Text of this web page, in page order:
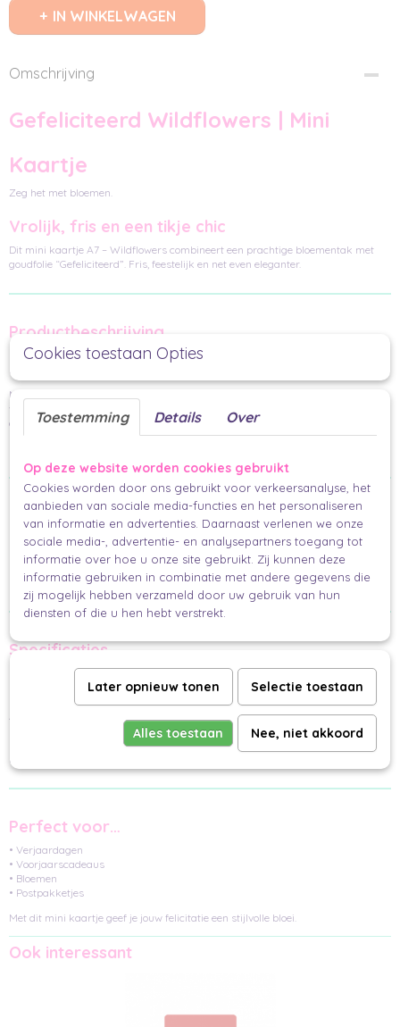
IN WINKELWAGEN
Omschrijving
Gefeliciteerd Wildflowers | Mini
Kaartje
Zeg het met bloemen.
Vrolijk, fris en een tikje chic
Dit mini kaartje A7 – Wildflowers combineert een prachtige bloementak met
goudfolie “Gefeliciteerd”. Fris, feestelijk en net even eleganter.
Productbeschrijving
Een helder wit mini kaartje met afgeronde hoeken en luxe goudfolie tekst. De
kleurrijke bloemenprint geeft het een zachte, vrolijke uitstraling.
Mooi bij een verjaardagscadeau, een lenteverrassing of als toevoeging in een
verzendpakket. Extra leuk te combineren met cadeaupapier Lentetuin voor een
complete gift look.
Waarom wij hier blij van worden
• Goudfolie details
• Vrolijke bloemenprint
• Perfect voor lente- en verjaardagsmomenten
• Combineert prachtig met Lentetuin papier
Specificaties
Product: Mini kaartje A7
Dessin: Gefeliciteerd (Wildflowers)
Formaat: 74 x 105 mm (A7)
Afwerking: Afgeronde hoeken
Materiaal: Helder wit karton
Ruimte voor boodschap op achterzijde
Perfect voor…
• Verjaardagen
• Voorjaarscadeaus
• Bloemen
• Postpakketjes
Met dit mini kaartje geef je jouw felicitatie een stijlvolle bloei.
Ook interessant
Cookies toestaan Opties
Toestemming Details Over
Op deze website worden cookies gebruikt
Cookies worden door ons gebruikt voor verkeersanalyse, het
aanbieden van sociale media-functies en het personaliseren
van informatie en advertenties. Daarnaast verlenen we onze
sociale media-, advertentie- en analysepartners toegang tot
informatie over hoe u onze site gebruikt. Zij kunnen deze
informatie gebruiken in combinatie met andere gegevens die
zij mogelijk hebben verzameld door uw gebruik van hun
diensten of die u hen hebt verstrekt.
Later opnieuw tonen Selectie toestaan
Alles toestaan Nee, niet akkoord